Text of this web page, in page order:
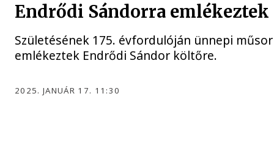
Endrődi Sándorra emlékeztek
Születésének 175. évfordulóján ünnepi
emlékeztek Endrődi Sándor költőre.
2025. JANUÁR 17. 11:30